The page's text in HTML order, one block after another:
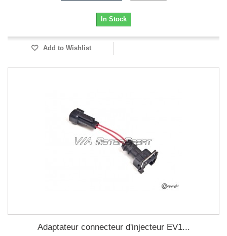
In Stock
Add to Wishlist
Adaptateur connecteur d'injecteur EV1...